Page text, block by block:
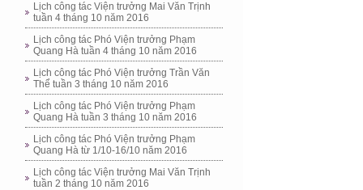
Lịch công tác Viện trưởng Mai Văn Trịnh
tuần 4 tháng 10 năm 2016
Lịch công tác Phó Viện trưởng Phạm
Quang Hà tuần 4 tháng 10 năm 2016
Lịch công tác Phó Viện trưởng Trần Văn
Thể tuần 3 tháng 10 năm 2016
Lịch công tác Phó Viện trưởng Phạm
Quang Hà tuần 3 tháng 10 năm 2016
Lịch công tác Phó Viện trưởng Phạm
Quang Hà từ 1/10-16/10 năm 2016
Lịch công tác Viện trưởng Mai Văn Trịnh
tuần 2 tháng 10 năm 2016